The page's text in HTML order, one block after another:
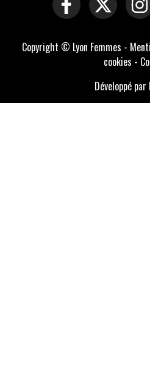
Copyright © Lyon Femmes -
cookies -
Développé